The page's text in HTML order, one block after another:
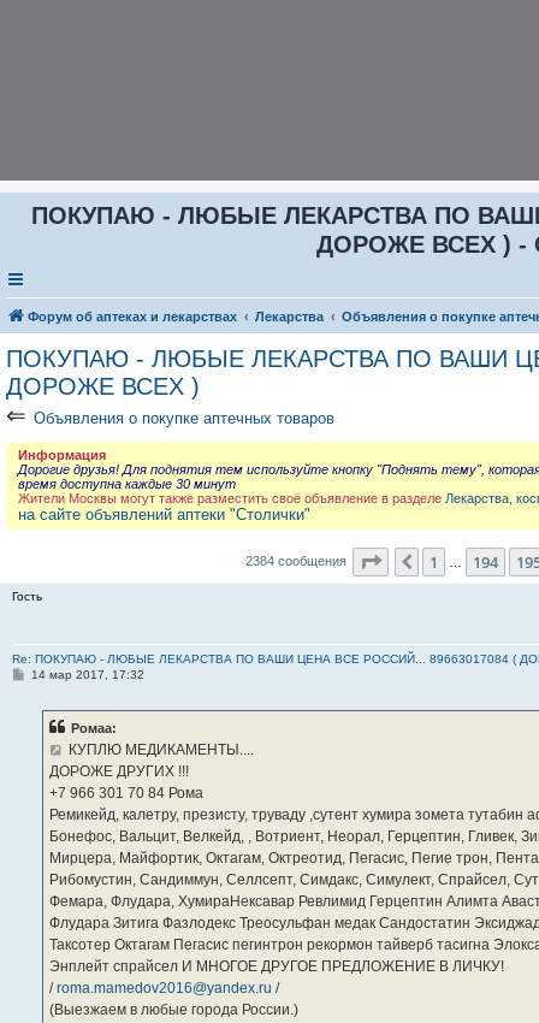
ПОКУПАЮ - ЛЮБЫЕ ЛЕКАРСТВА ПО ВАШИ
ДОРОЖЕ ВСЕХ ) -
Форум об аптеках и лекарствах Лекарства Объявления о покупке
ПОКУПАЮ - ЛЮБЫЕ ЛЕКАРСТВА ПО ВАШИ
ДОРОЖЕ ВСЕХ )
⇐ Объявления о покупке аптечных товаров
Информация
Дорогие друзья! Для поднятия тем используйте кнопку "Поднять тему",
время доступна каждые 30 минут
Жители Москвы могут также разместить своё объявление в разделе Лекарства,
на сайте объявлений аптеки "Столички"
2384 сообщения Страница 196из
Пред.
1 194
Гость
Re: ПОКУПАЮ - ЛЮБЫЕ ЛЕКАРСТВА ПО ВАШИ ЦЕНА ВСЕ РОССИЙ... 89663017084 (
С14 мар 2017, 17:32
Ромаа:
КУПЛЮ МЕДИКАМЕНТЫ....
ДОРОЖЕ ДРУГИХ !!!
‪+7 966 301 70 84‬ Рома
Ремикейд, калетру, презисту, труваду ,сутент хумира зомета
Бонефос, Вальцит, Велкейд, , Вотриент, Неорал, Герцептин, Гливек,
Мирцера, Майфортик, Октагам, Октреотид, Пегасис, Пегие трон,
Рибомустин, Сандиммун, Селлсепт, Симдакс, Симулект, Спрайсел,
Фемара, Флудара, ХумираНексавар Ревлимид Герцептин Алимта
Флудара Зитига Фазлодекс Треосульфан медак Сандостатин
Таксотер Октагам Пегасис пегинтрон рекормон тайверб тасигна
Энплейт спрайсел И МНОГОЕ ДРУГОЕ ПРЕДЛОЖЕНИЕ В ЛИЧКУ!
/roma.mamedov2016@yandex.ru /
(Выезжаем в любые города России.)